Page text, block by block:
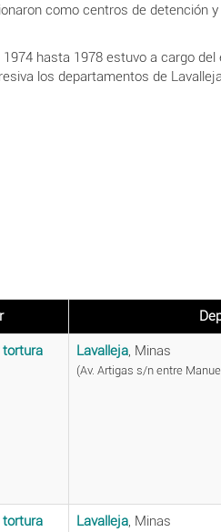
como centros de detención y
hasta 1978 estuvo a cargo del
los departamentos de
tortura Lavalleja, Minas
(Av. Artigas s/n entre
tortura Lavalleja, Minas